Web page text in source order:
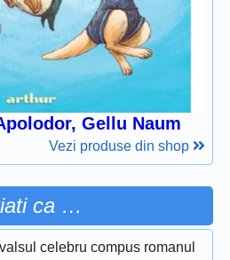
Gellu Naum
Vezi produse din shop
ca …
celebru compus romanul